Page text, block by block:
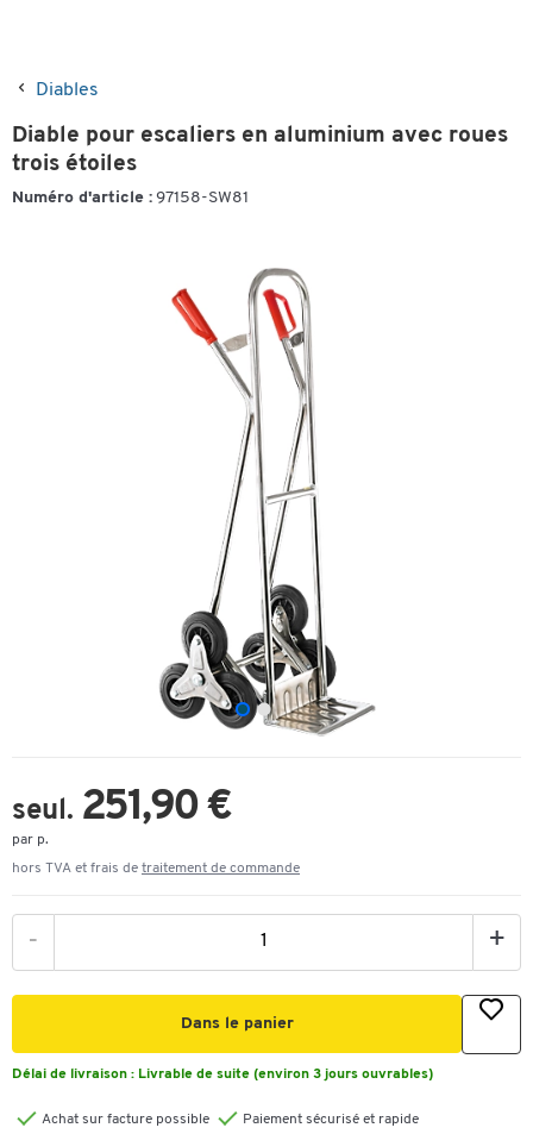
Diables
Diable pour escaliers en aluminium avec roues
trois étoiles
Numéro d'article : 97158-SW81
seul. 251,90 €
par p.
hors TVA et frais de traitement de commande
- +
Dans le panier
Délai de livraison : Livrable de suite (environ 3 jours ouvrables)
Achat sur facture possible
Paiement sécurisé et rapide